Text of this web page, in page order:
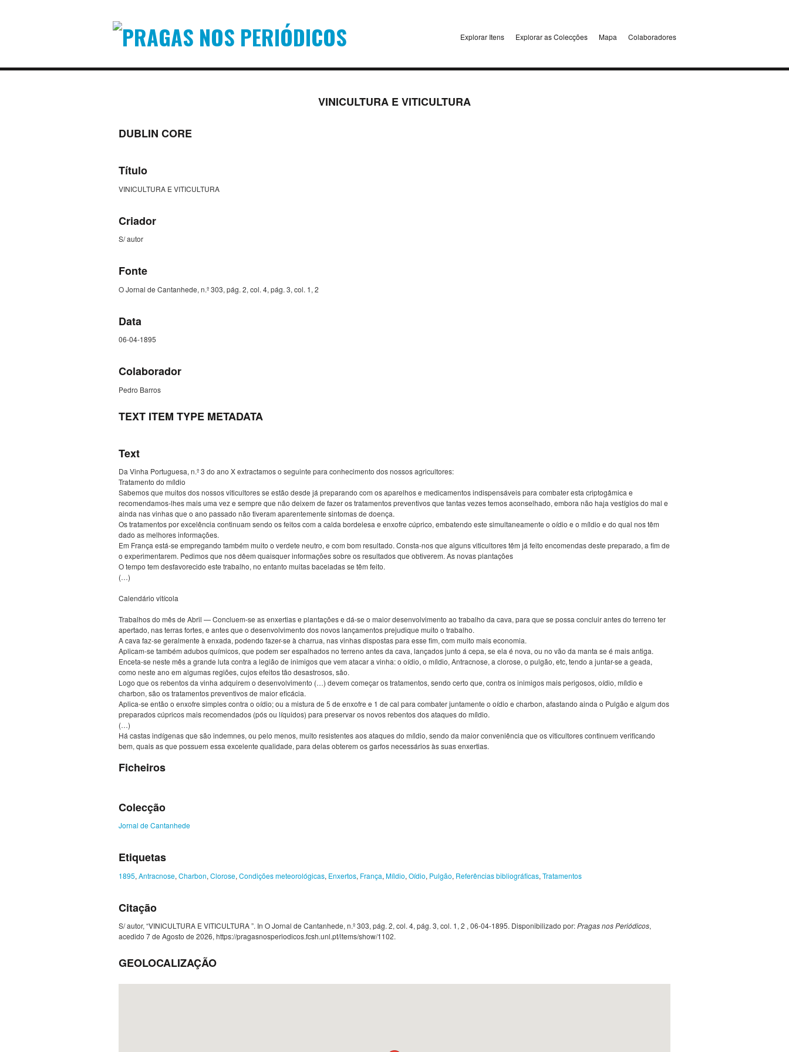
Explorar Itens Explorar as Colecções Mapa Colaboradores
VINICULTURA E VITICULTURA
DUBLIN CORE
Título
VINICULTURA E VITICULTURA
Criador
S/ autor
Fonte
O Jornal de Cantanhede, n.º 303, pág. 2, col. 4, pág. 3, col. 1, 2
Data
06-04-1895
Colaborador
Pedro Barros
TEXT ITEM TYPE METADATA
Text
Da Vinha Portuguesa, n.º 3 do ano X extractamos o seguinte para conhecimento dos nossos agricultores:
Tratamento do míldio
Sabemos que muitos dos nossos viticultores se estão desde já preparando com os aparelhos e medicamentos indispensáveis para combater esta criptogâmica e
recomendamos-lhes mais uma vez e sempre que não deixem de fazer os tratamentos preventivos que tantas vezes temos aconselhado, embora não haja vestígios do mal e
ainda nas vinhas que o ano passado não tiveram aparentemente sintomas de doença.
Os tratamentos por excelência continuam sendo os feitos com a calda bordelesa e enxofre cúprico, embatendo este simultaneamente o oídio e o míldio e do qual nos têm
dado as melhores informações.
Em França está-se empregando também muito o verdete neutro, e com bom resultado. Consta-nos que alguns viticultores têm já feito encomendas deste preparado, a fim de
o experimentarem. Pedimos que nos dêem quaisquer informações sobre os resultados que obtiverem. As novas plantações
O tempo tem desfavorecido este trabalho, no entanto muitas baceladas se têm feito.
(…)
Calendário vitícola
Trabalhos do mês de Abril — Concluem-se as enxertias e plantações e dá-se o maior desenvolvimento ao trabalho da cava, para que se possa concluir antes do terreno ter
apertado, nas terras fortes, e antes que o desenvolvimento dos novos lançamentos prejudique muito o trabalho.
A cava faz-se geralmente à enxada, podendo fazer-se à charrua, nas vinhas dispostas para esse fim, com muito mais economia.
Aplicam-se também adubos químicos, que podem ser espalhados no terreno antes da cava, lançados junto á cepa, se ela é nova, ou no vão da manta se é mais antiga.
Enceta-se neste mês a grande luta contra a legião de inimigos que vem atacar a vinha: o oídio, o míldio, Antracnose, a clorose, o pulgão, etc, tendo a juntar-se a geada,
como neste ano em algumas regiões, cujos efeitos tão desastrosos, são.
Logo que os rebentos da vinha adquirem o desenvolvimento (…) devem começar os tratamentos, sendo certo que, contra os inimigos mais perigosos, oídio, míldio e
charbon, são os tratamentos preventivos de maior eficácia.
Aplica-se então o enxofre simples contra o oídio; ou a mistura de 5 de enxofre e 1 de cal para combater juntamente o oídio e charbon, afastando ainda o Pulgão e algum dos
preparados cúpricos mais recomendados (pós ou líquidos) para preservar os novos rebentos dos ataques do míldio.
(…)
Há castas indígenas que são indemnes, ou pelo menos, muito resistentes aos ataques do míldio, sendo da maior conveniência que os viticultores continuem verificando
bem, quais as que possuem essa excelente qualidade, para delas obterem os garfos necessários às suas enxertias.
Ficheiros
Colecção
Jornal de Cantanhede
Etiquetas
1895, Antracnose, Charbon, Clorose, Condições meteorológicas, Enxertos, França, Míldio, Oídio, Pulgão, Referências bibliográficas, Tratamentos
Citação
S/ autor, “VINICULTURA E VITICULTURA ”. In O Jornal de Cantanhede, n.º 303, pág. 2, col. 4, pág. 3, col. 1, 2 , 06-04-1895. Disponibilizado por:Pragas nos Periódicos,
acedido 7 de Agosto de 2026, https://pragasnosperiodicos.fcsh.unl.pt/items/show/1102.
GEOLOCALIZAÇÃO